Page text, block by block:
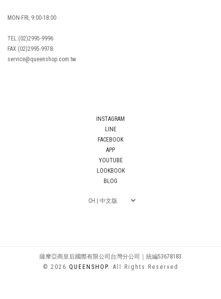
MON-FRI, 9:00-18:00
TEL:(02)2995-9996
FAX:(02)2995-9978
service@queenshop.com.tw
INSTAGRAM
LINE
FACEBOOK
APP
YOUTUBE
LOOKBOOK
BLOG
薩摩亞商皇后國際有限公司台灣分公司｜統編53678183
© 2026 QUEENSHOP. All Rights Reserved